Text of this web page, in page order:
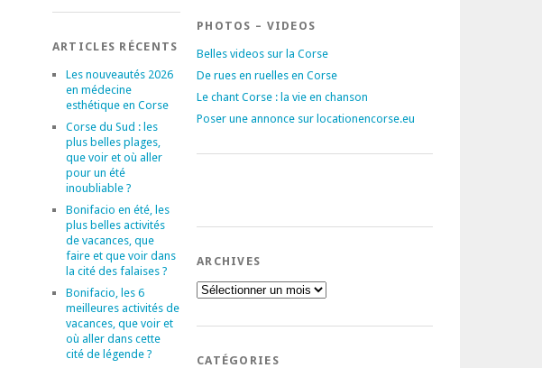
ARTICLES RÉCENTS
Les nouveautés 2026
en médecine
esthétique en Corse
Corse du Sud : les
plus belles plages,
que voir et où aller
pour un été
inoubliable ?
Bonifacio en été, les
plus belles activités
de vacances, que
faire et que voir dans
la cité des falaises ?
Bonifacio, les 6
meilleures activités de
vacances, que voir et
où aller dans cette
cité de légende ?
PHOTOS – VIDEOS
Belles videos sur la Corse
De rues en ruelles en Corse
Le chant Corse : la vie en chanson
Poser une annonce sur locationencorse.eu
ARCHIVES
Archives
CATÉGORIES